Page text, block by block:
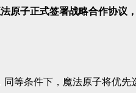
原子正式签署战略合作协议，
等条件下，魔法原子将优